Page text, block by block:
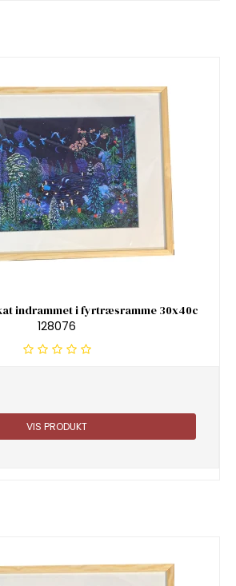
indrammet i fyrtræsramme 30x40c
128076
VIS PRODUKT